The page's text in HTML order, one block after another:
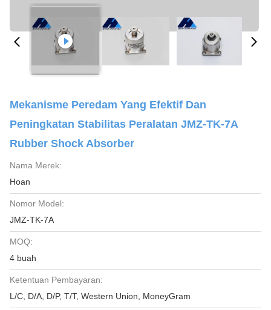
Mekanisme Peredam Yang Efektif Dan
Peningkatan Stabilitas Peralatan JMZ-TK-7A
Rubber Shock Absorber
Nama Merek:
Hoan
Nomor Model:
JMZ-TK-7A
MOQ:
4 buah
Ketentuan Pembayaran:
L/C, D/A, D/P, T/T, Western Union, MoneyGram